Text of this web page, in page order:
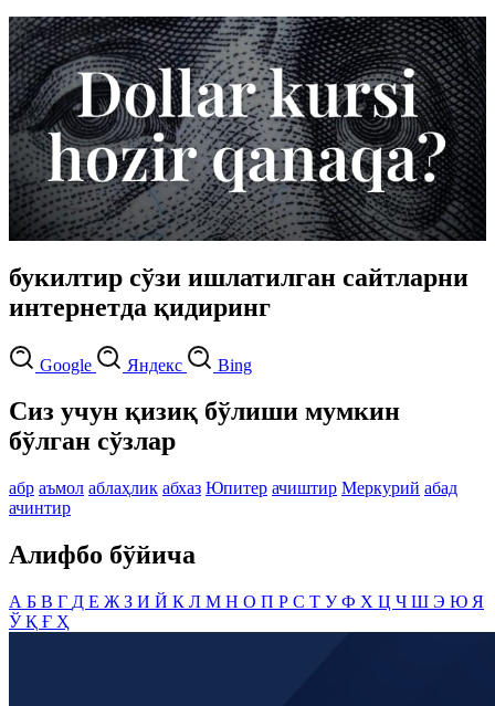
букилтир сўзи ишлатилган сайтларни
интернетда қидиринг
Google Яндекс Bing
Сиз учун қизиқ бўлиши мумкин
бўлган сўзлар
абр аъмол аблаҳлик абхаз Юпитер ачиштир Меркурий абад
ачинтир
Алифбо бўйича
А Б В Г Д Е Ж З И Й К Л М Н О П Р С Т УФ Х Ц Ч Ш Э Ю Я
ЎҚ Ғ Ҳ